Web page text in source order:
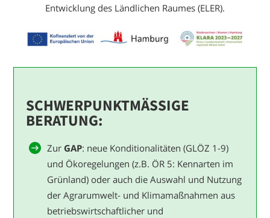
Entwicklung des Ländlichen Raumes (ELER).
SCHWERPUNKTMÄSSIGE B
ERATUNG:
Zur GAP: neue Konditionalitäten (GLÖZ 1-9)
und Ökoregelungen (z.B. ÖR 5: Kennarten im
Grünland) oder auch die Auswahl und Nutzung
der Agrarumwelt- und Klimamaßnahmen aus
betriebswirtschaftlicher und